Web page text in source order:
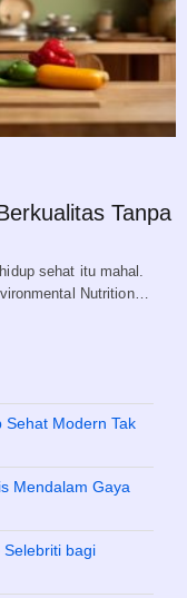
Tanpa
sehat itu mahal.
Nutrition…
Sehat Modern Tak
Mendalam Gaya
Selebriti bagi